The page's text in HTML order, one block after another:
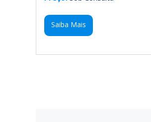
Saiba Mais